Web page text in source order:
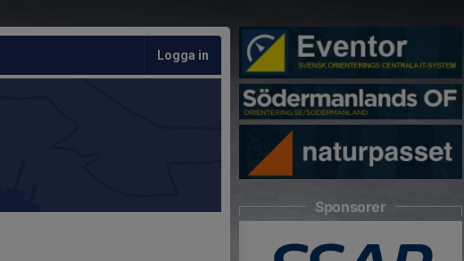
Logga in
Sponsorer